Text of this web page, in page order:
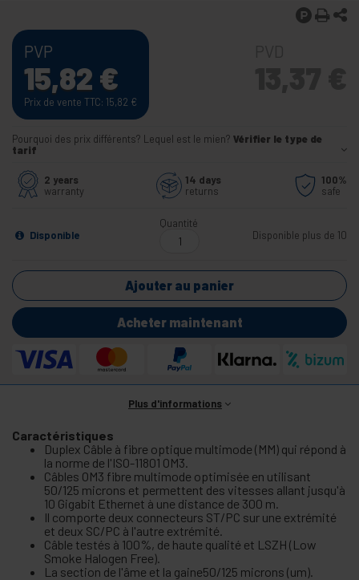
PVP
15,82 €
Prix de vente TTC: 15,82 €
Pourquoi des prix différents? Lequel est le mien? Vérifier le type de
tarif
2 years
warranty
14 days
returns
100%
safe
Disponible
Quantité
Disponible plus de 10
Ajouter au panier
Acheter maintenant
Plus d'informations
Caractéristiques
Duplex Câble à fibre optique multimode (MM) qui répond à
la norme de l'ISO-11801 OM3.
Câbles OM3 fibre multimode optimisée en utilisant
50/125 microns et permettent des vitesses allant jusqu'à
10 Gigabit Ethernet à une distance de 300 m.
Il comporte deux connecteurs ST/PC sur une extrémité
et deux SC/PC à l'autre extrémité.
Câble testés à 100%, de haute qualité et LSZH (Low
Smoke Halogen Free).
La section de l'âme et la gaine50/125 microns (um).